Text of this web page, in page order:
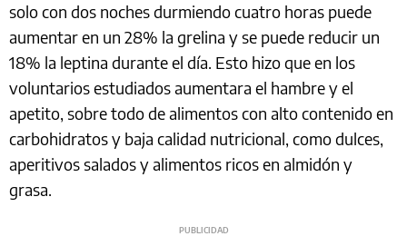
solo con dos noches durmiendo cuatro horas puede
aumentar en un 28% la grelina y se puede reducir un
18% la leptina durante el día. Esto hizo que en los
voluntarios estudiados aumentara el hambre y el
apetito, sobre todo de alimentos con alto contenido en
carbohidratos y baja calidad nutricional, como dulces,
aperitivos salados y alimentos ricos en almidón y
grasa.